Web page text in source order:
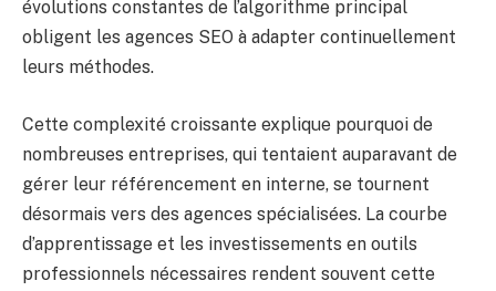
évolutions constantes de l’algorithme principal
obligent les agences SEO à adapter continuellement
leurs méthodes.
Cette complexité croissante explique pourquoi de
nombreuses entreprises, qui tentaient auparavant de
gérer leur référencement en interne, se tournent
désormais vers des agences spécialisées. La courbe
d’apprentissage et les investissements en outils
professionnels nécessaires rendent souvent cette